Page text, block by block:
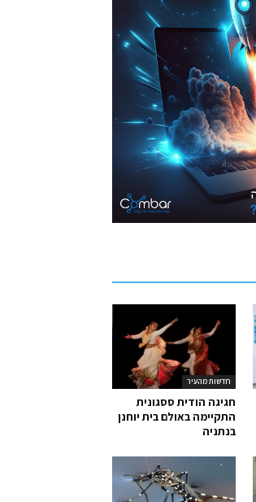
חדשות מהעיר
חגיגה הודית ססגונית
התקיימה באולם בית יוחנן
בנתניה